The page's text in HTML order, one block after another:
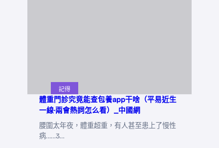
記得
體重門診究竟能查包養app干啥（平易近生
一線·兩會熱詞怎么看）_中國網
腰圍太年夜，體重超重，有人甚至患上了慢性
病……3…